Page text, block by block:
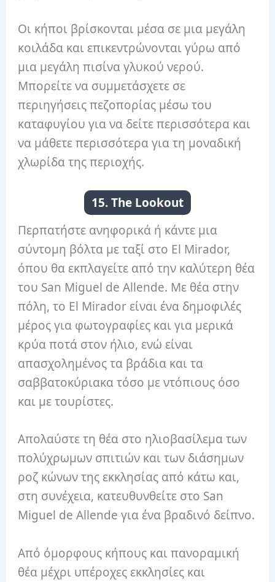
Οι κήποι βρίσκονται μέσα σε μια μεγάλη
κοιλάδα και επικεντρώνονται γύρω από
μια μεγάλη πισίνα γλυκού νερού.
Μπορείτε να συμμετάσχετε σε
περιηγήσεις πεζοπορίας μέσω του
καταφυγίου για να δείτε περισσότερα και
να μάθετε περισσότερα για τη μοναδική
χλωρίδα της περιοχής.
15. The Lookout
Περπατήστε ανηφορικά ή κάντε μια
σύντομη βόλτα με ταξί στο El Mirador,
όπου θα εκπλαγείτε από την καλύτερη θέα
του San Miguel de Allende. Με θέα στην
πόλη, το El Mirador είναι ένα δημοφιλές
μέρος για φωτογραφίες και για μερικά
κρύα ποτά στον ήλιο, ενώ είναι
απασχολημένος τα βράδια και τα
σαββατοκύριακα τόσο με ντόπιους όσο
και με τουρίστες.
Απολαύστε τη θέα στο ηλιοβασίλεμα των
πολύχρωμων σπιτιών και των διάσημων
ροζ κώνων της εκκλησίας από κάτω και,
στη συνέχεια, κατευθυνθείτε στο San
Miguel de Allende για ένα βραδινό δείπνο.
Από όμορφους κήπους και πανοραμική
θέα μέχρι υπέροχες εκκλησίες και